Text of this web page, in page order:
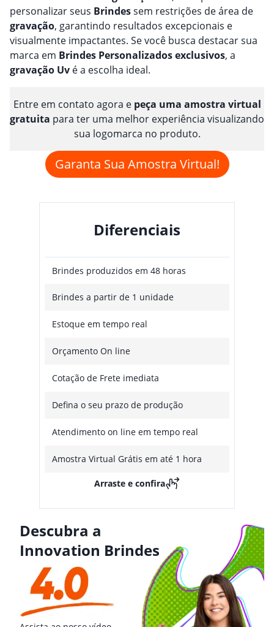
personalizar seus Brindessem restrições de área de
gravação, garantindo resultados excepcionais e
visualmente impactantes. Se você busca destacar sua
marca em Brindes Personalizadosexclusivos, a
gravação Uv é a escolha ideal.
Entre em contato agora e peça uma amostra virtual
gratuita para ter uma melhor experiência visualizando
sua logomarca no produto.
Garanta Sua Amostra Virtual!
Diferenciais
Brindes produzidos em 48 horas
Brindes a partir de 1 unidade
Estoque em tempo real
Orçamento On line
Cotação de Frete imediata
Defina o seu prazo de produção
Atendimento on line em tempo real
Amostra Virtual Grátis em até 1 hora
Arraste e confira
Descubra a
Innovation Brindes